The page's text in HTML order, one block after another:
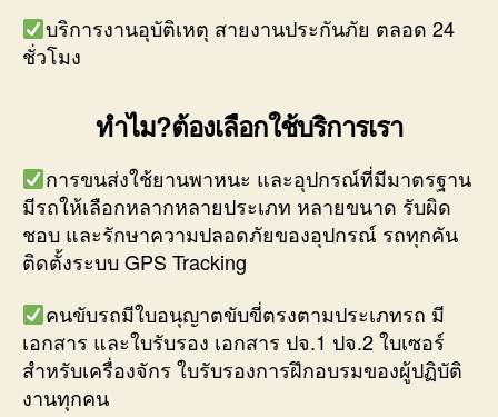
บริการงานอุบัติเหตุ สายงานประกันภัย ตลอด 24
ชั่วโมง
ทำไม?ต้องเลือกใช้บริการเรา
การขนส่งใช้ยานพาหนะ และอุปกรณ์ที่มีมาตรฐาน
มีรถให้เลือกหลากหลายประเภท หลายขนาด รับผิด
ชอบ และรักษาความปลอดภัยของอุปกรณ์ รถทุกคัน
ติดตั้งระบบ GPS Tracking
คนขับรถมีใบอนุญาตขับขี่ตรงตามประเภทรถ มี
เอกสาร และใบรับรอง เอกสาร ปจ.1 ปจ.2 ใบเซอร์
สำหรับเครื่องจักร ใบรับรองการฝึกอบรมของผู้ปฏิบัติ
งานทุกคน